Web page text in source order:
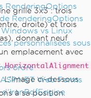
RenderingOptions
RenderingOptions
vs Linux
personnalisées sous
ordre
Web Forms
d'IronPdfEngine
grille 3x3 : trois
droite) et trois
donnant neuf
emplacement avec
HorizontalAlignment
. L'image ci-dessous
à sa position.